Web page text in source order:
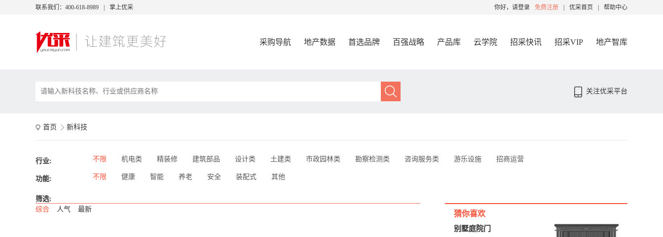
联系我们：400-618-8989 掌上优采 你好，请登录 免费注册 优采首页 帮助中心
采购导航 地产数据 首选品牌 百强战略 产品库 云学院 招采快讯 招采VIP 地产智库
关注优采平台
首页 新科技
行业: 不限 机电类 精装修 建筑部品 设计类 土建类 市政园林类 勘察检测类 咨询服务类 游乐设施 招商运营
功能: 不限 健康 智能 养老 安全 装配式 其他
筛选:
综合
人气 最新
猜你喜欢
别墅庭院门